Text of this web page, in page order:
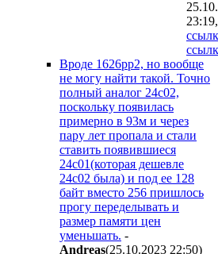
23:19,
Вроде 1626рр2, но вообще
не могу найти такой. Точно
полный аналог 24с02,
поскольку появилась
примерно в 93м и через
пару лет пропала и стали
ставить появившиеся
24с01(которая дешевле
24с02 была) и под ее 128
байт вместо 256 пришлось
прогу переделывать и
размер памяти цен
уменьшать. -
Andreas(25.10.2023 22:50)